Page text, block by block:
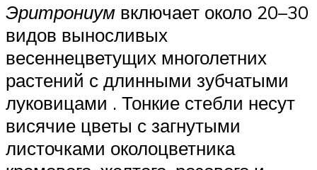
Эритрониум включает около 20–30
видов выносливых
весеннецветущих многолетних
растений с длинными зубчатыми
луковицами . Тонкие стебли несут
висячие цветы с загнутыми
листочками околоцветника